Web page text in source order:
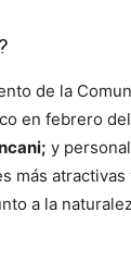
de la
en febrero
y
más
a la